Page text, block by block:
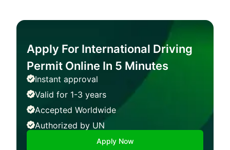
Apply For International Driving
Permit Online In 5 Minutes
Instant approval
Valid for 1-3 years
Accepted Worldwide
Authorized by UN
Apply Now